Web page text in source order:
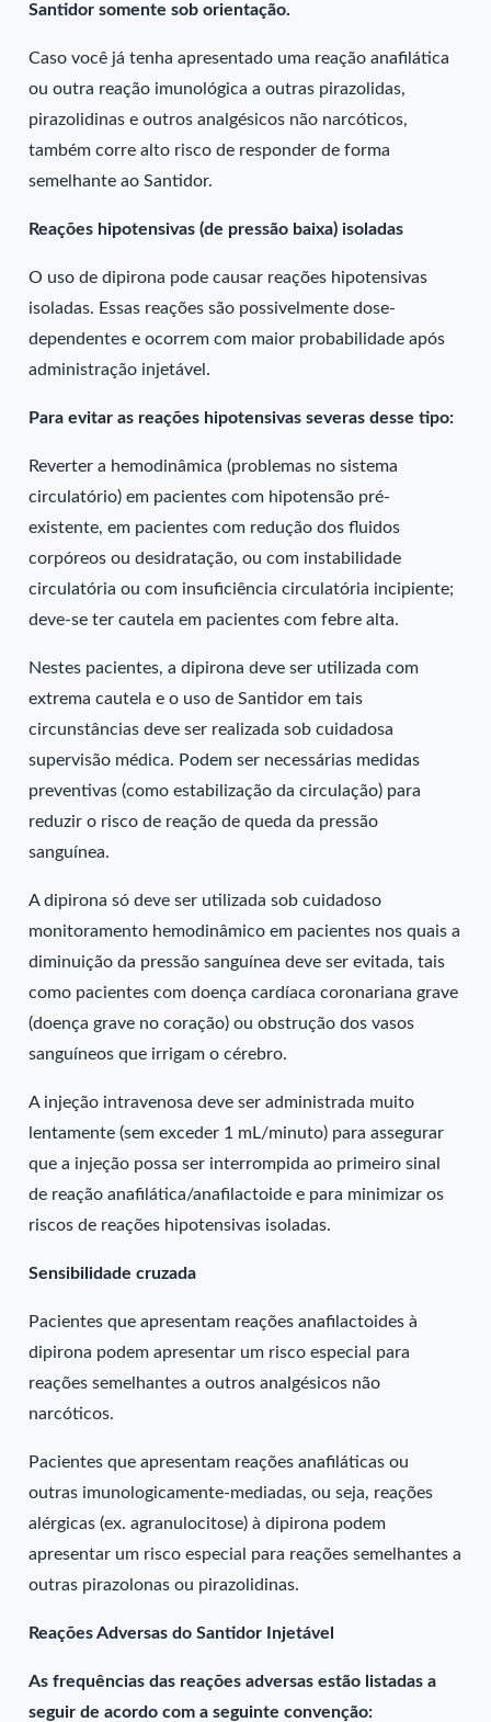
Santidor somente sob orientação.
Caso você já tenha apresentado uma reação anafilática
ou outra reação imunológica a outras pirazolidas,
pirazolidinas e outros analgésicos não narcóticos,
também corre alto risco de responder de forma
semelhante ao Santidor.
Reações hipotensivas (de pressão baixa) isoladas
O uso de dipirona pode causar reações hipotensivas
isoladas. Essas reações são possivelmente dose-
dependentes e ocorrem com maior probabilidade após
administração injetável.
Para evitar as reações hipotensivas severas desse tipo:
Reverter a hemodinâmica (problemas no sistema
circulatório) em pacientes com hipotensão pré-
existente, em pacientes com redução dos fluidos
corpóreos ou desidratação, ou com instabilidade
circulatória ou com insuficiência circulatória incipiente;
deve-se ter cautela em pacientes com febre alta.
Nestes pacientes, a dipirona deve ser utilizada com
extrema cautela e o uso de Santidor em tais
circunstâncias deve ser realizada sob cuidadosa
supervisão médica. Podem ser necessárias medidas
preventivas (como estabilização da circulação) para
reduzir o risco de reação de queda da pressão
sanguínea.
A dipirona só deve ser utilizada sob cuidadoso
monitoramento hemodinâmico em pacientes nos quais a
diminuição da pressão sanguínea deve ser evitada, tais
como pacientes com doença cardíaca coronariana grave
(doença grave no coração) ou obstrução dos vasos
sanguíneos que irrigam o cérebro.
A injeção intravenosa deve ser administrada muito
lentamente (sem exceder 1 mL/minuto) para assegurar
que a injeção possa ser interrompida ao primeiro sinal
de reação anafilática/anafilactoide e para minimizar os
riscos de reações hipotensivas isoladas.
Sensibilidade cruzada
Pacientes que apresentam reações anafilactoides à
dipirona podem apresentar um risco especial para
reações semelhantes a outros analgésicos não
narcóticos.
Pacientes que apresentam reações anafiláticas ou
outras imunologicamente-mediadas, ou seja, reações
alérgicas (ex. agranulocitose) à dipirona podem
apresentar um risco especial para reações semelhantes a
outras pirazolonas ou pirazolidinas.
Reações Adversas do Santidor Injetável
As frequências das reações adversas estão listadas a
seguir de acordo com a seguinte convenção: